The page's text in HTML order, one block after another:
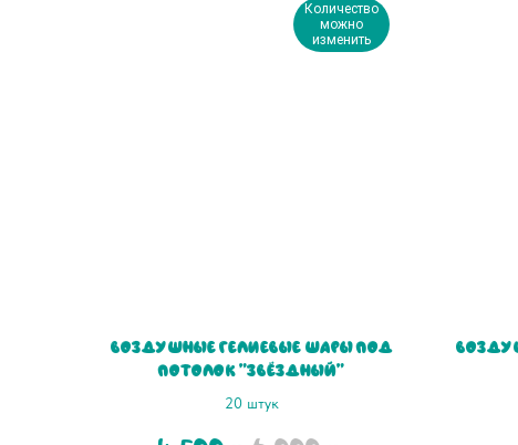
Количество
можно
изменить
Воздушные гелиевые шары под
потолок "Звёздный"
20 штук